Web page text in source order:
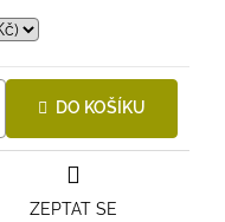
DO KOŠÍKU
ZEPTAT SE